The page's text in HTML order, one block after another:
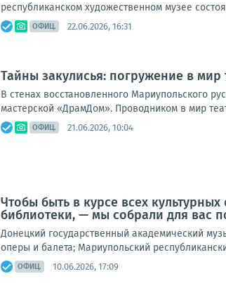
республиканском художественном музее
ОФИЦ. 22.06.2026, 16:31
Тайны закулисья: погружение в мир
В стенах восстановленного Мариупольского
мастерской «ДрамДом». Проводником в мир
ОФИЦ. 21.06.2026, 10:04
Чтобы быть в курсе всех
библиотеки, — мы собрали для вас
Донецкий государственный академический
оперы и балета; Мариупольский
ОФИЦ. 10.06.2026, 17:09